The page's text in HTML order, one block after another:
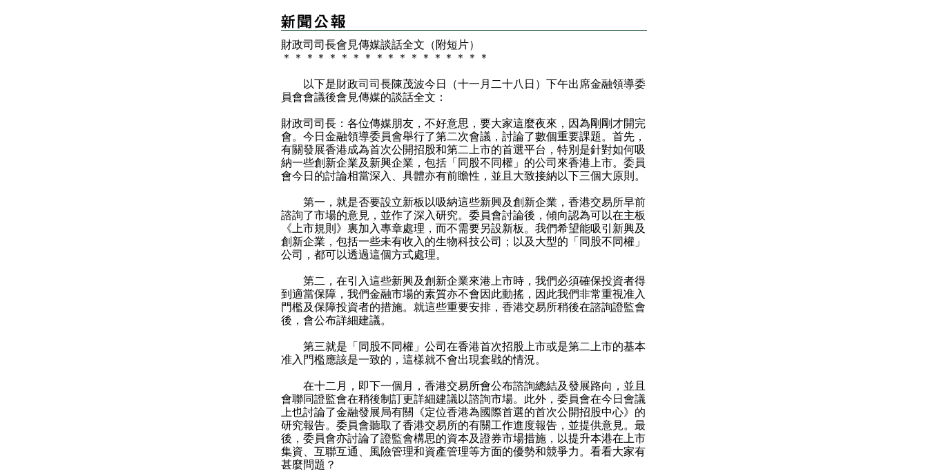
財政司司長會見傳媒談話全文（附短片）
＊
＊ ＊ ＊ ＊ ＊ ＊ ＊ ＊ ＊ ＊ ＊ ＊ ＊ ＊ ＊ ＊ ＊
以下是財政司司長陳茂波今日（十一月二十八日）下午出席金融領導委
員會會議後會見傳媒的談話全文：
財政司司長：各位傳媒朋友，不好意思，要大家這麼夜來，因為剛剛才開完
會。今日金融領導委員會舉行了第二次會議，討論了數個重要課題。首先，
有關發展香港成為首次公開招股和第二上市的首選平台，特別是針對如何吸
納一些創新企業及新興企業，包括「同股不同權」的公司來香港上市。委員
會今日的討論相當深入、具體亦有前瞻性，並且大致接納以下三個大原則。
第一，就是否要設立新板以吸納這些新興及創新企業，香港交易所早前
諮詢了市場的意見，並作了深入研究。委員會討論後，傾向認為可以在主板
《上市規則》裏加入專章處理，而不需要另設新板。我們希望能吸引新興及
創新企業，包括一些未有收入的生物科技公司；以及大型的「同股不同權」
公司，都可以透過這個方式處理。
第二，在引入這些新興及創新企業來港上市時，我們必須確保投資者得
到適當保障，我們金融市場的素質亦不會因此動搖，因此我們非常重視准入
門檻及保障投資者的措施。就這些重要安排，香港交易所稍後在諮詢證監會
後，會公布詳細建議。
第三就是「同股不同權」公司在香港首次招股上市或是第二上市的基本
准入門檻應該是一致的，這樣就不會出現套戥的情況。
在十二月，即下一個月，香港交易所會公布諮詢總結及發展路向，並且
會聯同證監會在稍後制訂更詳細建議以諮詢市場。此外，委員會在今日會議
上也討論了金融發展局有關《定位香港為國際首選的首次公開招股中心》的
研究報告。委員會聽取了香港交易所的有關工作進度報告，並提供意見。最
後，委員會亦討論了證監會構思的資本及證券市場措施，以提升本港在上市
集資、互聯互通、風險管理和資產管理等方面的優勢和競爭力。看看大家有
甚麼問題？